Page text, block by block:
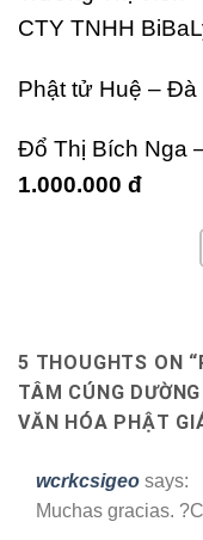
CTY TNHH
Phật tử Huệ – Đà
Đổ Thị Bích Nga
1.000.000 đ
5 THOUGHTS ON “
TÂM CÚNG
VĂN HÓA PHẬT
wcrkcsigeo says:
Muchas gracias.